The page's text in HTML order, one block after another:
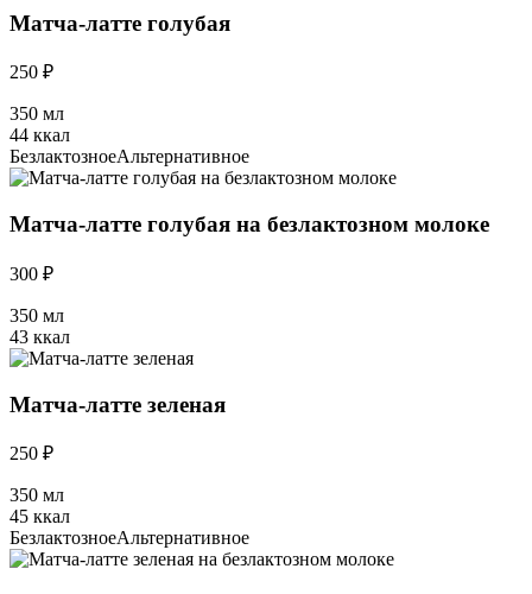
Матча-латте голубая
250 ₽
350 мл
44 ккал
БезлактозноеАльтернативное
Матча-латте голубая на безлактозном молоке
300 ₽
350 мл
43 ккал
Матча-латте зеленая
250 ₽
350 мл
45 ккал
БезлактозноеАльтернативное